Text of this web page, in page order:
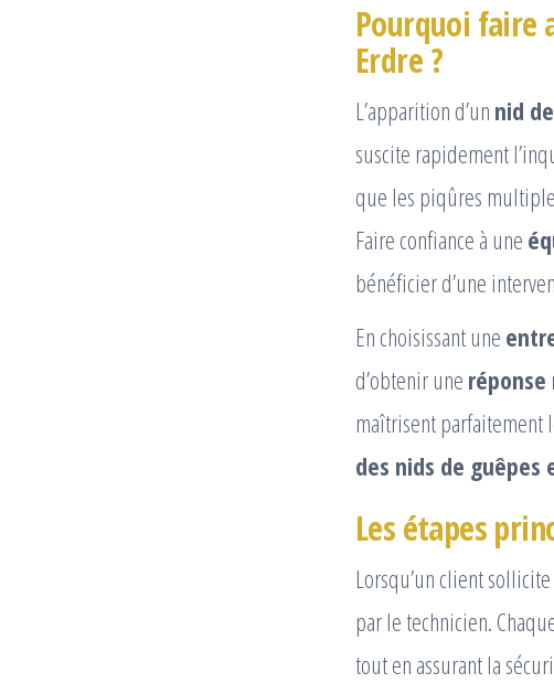
Pourquoi faire
Erdre ?
L’apparition d’un nid
suscite rapidement
que les piqûres
Faire confiance à une
bénéficier d’une
En choisissant une
d’obtenir une réponse
maîtrisent parfaitement
des nids de guêpes
Les étapes
Lorsqu’un client
par le technicien.
tout en assurant la